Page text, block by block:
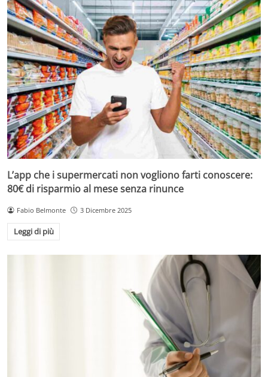
L’app che i supermercati non vogliono farti conoscere:
80€ di risparmio al mese senza rinunce
Fabio Belmonte 3 Dicembre 2025
Leggi di più